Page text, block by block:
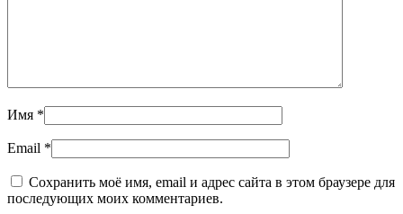
Имя *
Email *
Сохранить моё имя, email и адрес сайта в этом браузере для
последующих моих комментариев.